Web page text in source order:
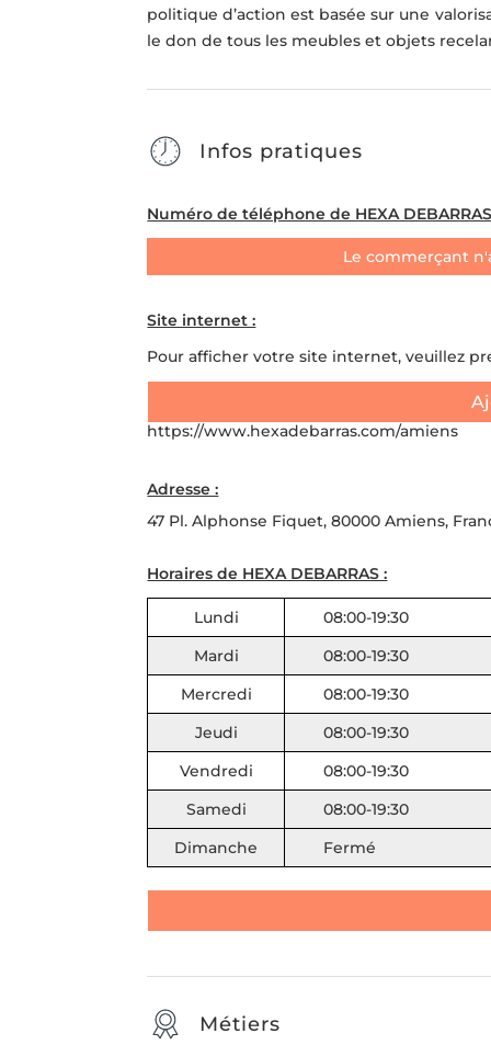
politique d’action est basée sur une
le don de tous les meubles et objets
Infos pratiques
Numéro de téléphone de HEXA
Le commerçant
Site internet :
Pour afficher votre site internet, veuillez
https://www.hexadebarras.com/amiens
Adresse :
47 Pl. Alphonse Fiquet, 80000 Amiens,
Horaires de HEXA DEBARRAS :
Lundi
08:00-19:30
Mardi
08:00-19:30
Mercredi
08:00-19:30
Jeudi
08:00-19:30
Vendredi
08:00-19:30
Samedi
08:00-19:30
Dimanche
Fermé
Métiers